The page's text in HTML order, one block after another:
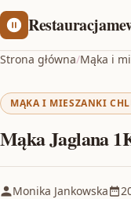
Strona główna/Mąka i
MĄKA I MIESZANKI
Mąka Jaglana
Monika Jankowska